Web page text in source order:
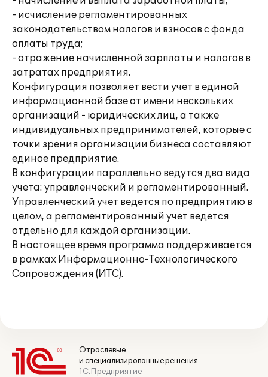
- исчисление регламентированных
законодательством налогов и взносов с фонда
оплаты труда;
- отражение начисленной зарплаты и налогов в
затратах предприятия.
Конфигурация позволяет вести учет в единой
информационной базе от имени нескольких
организаций - юридических лиц, а также
индивидуальных предпринимателей, которые с
точки зрения организации бизнеса составляют
единое предприятие.
В конфигурации параллельно ведутся два вида
учета: управленческий и регламентированный.
Управленческий учет ведется по предприятию в
целом, а регламентированный учет ведется
отдельно для каждой организации.
В настоящее время программа поддерживается
в рамках Информационно-Технологического
Сопровождения (ИТС).
Отраслевые
и специализированные решения
1С:Предприятие